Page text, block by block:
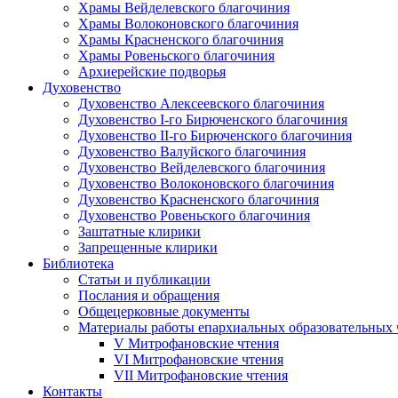
Храмы Вейделевского благочиния
Храмы Волоконовского благочиния
Храмы Красненского благочиния
Храмы Ровеньского благочиния
Архиерейские подворья
Духовенство
Духовенство Алексеевского благочиния
Духовенство I-го Бирюченского благочиния
Духовенство II-го Бирюченского благочиния
Духовенство Валуйского благочиния
Духовенство Вейделевского благочиния
Духовенство Волоконовского благочиния
Духовенство Красненского благочиния
Духовенство Ровеньского благочиния
Заштатные клирики
Запрещенные клирики
Библиотека
Статьи и публикации
Послания и обращения
Общецерковные документы
Материалы работы епархиальных образовательных
V Митрофановские чтения
VI Митрофановские чтения
VII Митрофановские чтения
Контакты